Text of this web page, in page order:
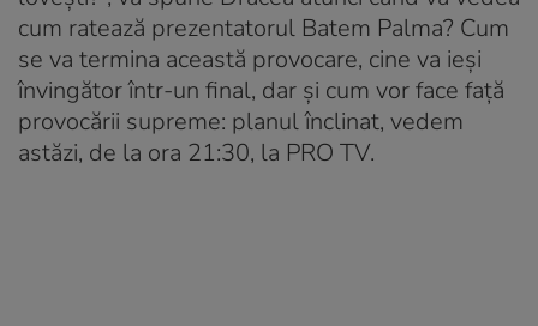
cum ratează prezentatorul Batem Palma? Cum
se va termina această provocare, cine va ieși
învingător într-un final, dar și cum vor face față
provocării supreme: planul înclinat, vedem
astăzi, de la ora 21:30, la PRO TV.